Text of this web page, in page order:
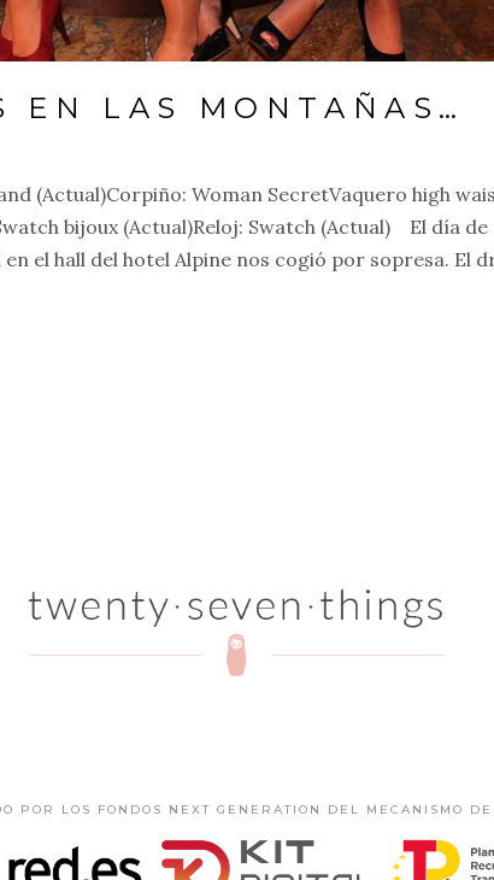
EN LAS MONTAÑAS…
(Actual)Corpiño: Woman SecretVaquero high
bijoux (Actual)Reloj: Swatch (Actual) El día de
el hall del hotel Alpine nos cogió por sopresa. El
POR LOS FONDOS NEXT GENERATION DEL MECANISMO